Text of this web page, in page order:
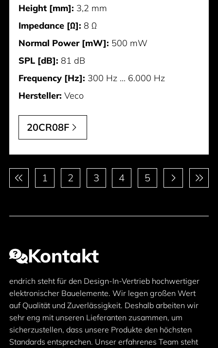
Height [mm]: 3,2 mm
Impedance [Ω]: 8 Ω
Normal Power [mW]: 500 mW
SPL [dB]: 81 dB
Frequency [Hz]: 300 Hz ... 6.000 Hz
Hersteller: Veco
20CR08F
Paginierung
1 2 3 4 5
Kontakt
endrich steht für den Design-In-Vertrieb hochwertiger
elektronischer Bauelemente. Wir legen großen Wert
auf Qualität und Zuverlässigkeit. Deshalb arbeiten wir
sehr eng mit unseren Lieferanten zusammen, um
sicherzustellen, dass unsere Produkte den höchsten
Standards entsprechen. Unser erfahrenes Team steht